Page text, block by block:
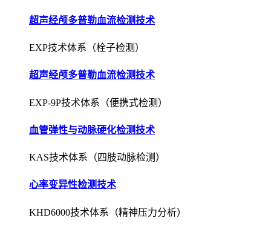
超声经颅多普勒血流检测技术
EXP技术体系（栓子检测）
超声经颅多普勒血流检测技术
EXP-9P技术体系（便携式检测）
血管弹性与动脉硬化检测技术
KAS技术体系（四肢动脉检测）
心率变异性检测技术
KHD6000技术体系（精神压力分析）